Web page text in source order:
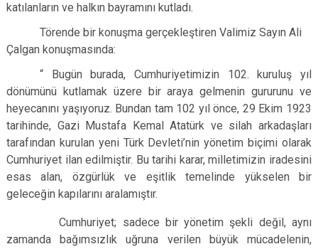
katılanların ve halkın bayramını kutladı.
Törende bir konuşma gerçekleştiren Valimiz Sayın Ali
Çalgan konuşmasında:
“ Bugün burada, Cumhuriyetimizin 102. kuruluş yıl
dönümünü kutlamak üzere bir araya gelmenin gururunu ve
heyecanını yaşıyoruz. Bundan tam 102 yıl önce, 29 Ekim 1923
tarihinde, Gazi Mustafa Kemal Atatürk ve silah arkadaşları
tarafından kurulan yeni Türk Devleti’nin yönetim biçimi olarak
Cumhuriyet ilan edilmiştir. Bu tarihi karar, milletimizin iradesini
esas alan, özgürlük ve eşitlik temelinde yükselen bir
geleceğin kapılarını aralamıştır.
Cumhuriyet; sadece bir yönetim şekli değil, aynı
zamanda bağımsızlık uğruna verilen büyük mücadelenin,